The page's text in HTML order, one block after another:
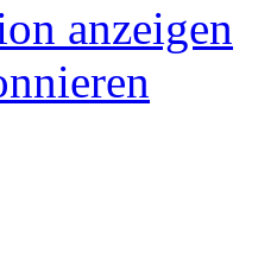
anzeigen